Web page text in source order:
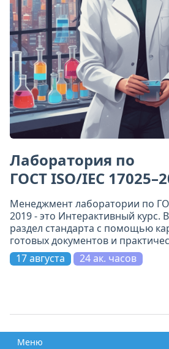
Лаборатория по
ГОСТ ISO/IEC
Менеджмент лаборатории по
2019 - это Интерактивный курс.
раздел стандарта с помощью
готовых документов и
просто прочитаете требования
примените.
17 августа 24 ак. часов
Меню